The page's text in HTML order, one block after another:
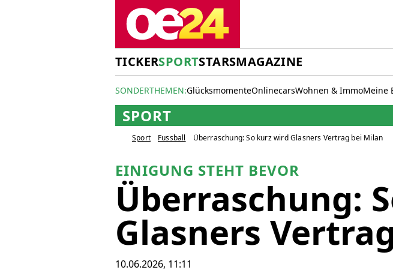
TICKERSPORTSTARSMAGAZINE
SONDERTHEMEN:GlücksmomenteOnlinecarsWohnen & ImmoMeine
SPORT
Sport Fussball Überraschung: So kurz wird Glasners Vertrag bei Milan
EINIGUNG STEHT BEVOR
Überraschung:
Glasners
10.06.2026, 11:11